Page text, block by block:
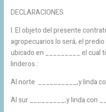
DECLARACIONES
I. El objeto del presente
agropecuarios lo será, el
ubicado en _________ el cual
linderos :
Al norte __________,y linda
Al sur _________,y linda con